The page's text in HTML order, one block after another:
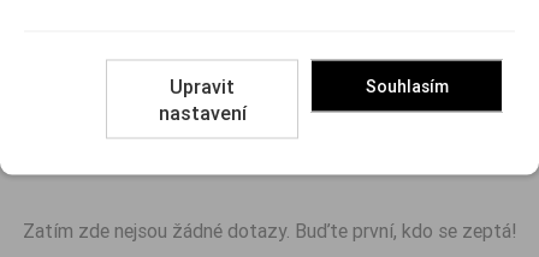
Texty od zákazníků v poradně odrážejí výhradně názory a stanoviska
Zatím zde nejsou žádné dotazy. Buďte první, kdo se zeptá!
Upravit
nastavení
Souhlasím